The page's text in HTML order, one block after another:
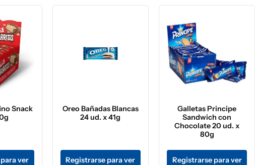
Snack
ver
Oreo Bañadas Blancas
24 ud. x 41g
Registrarse para ver
Galletas Principe
Sandwich con
Chocolate 20 ud. x
80g
Registrarse para ver